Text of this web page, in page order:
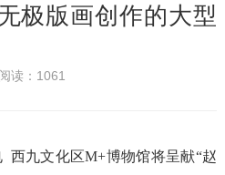
极版画创作的大型
阅读：1061
西九文化区M+博物馆将呈献“赵